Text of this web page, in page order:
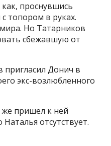
проснувшись
топором в руках.
Но Татарников
сбежавшую от
пригласил Донич в
экс-возлюбленного
же пришел к ней
отсутствует.